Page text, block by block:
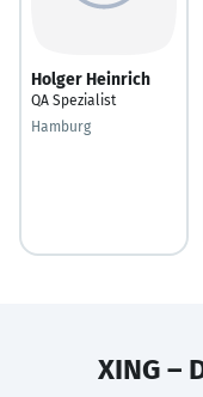
Holger Heinrich
QA Spezialist
Hamburg
XING –